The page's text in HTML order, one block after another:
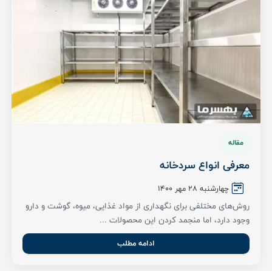
مقاله
معرفی انواع سردخانه
چهارشنبه ۲۸ مهر ۱۴۰۰
روش‌های مختلفی برای نگهداری از مواد غذایی، میوه، گوشت و دارو
وجود دارد، اما منجمد کردن این محصولات ...
ادامه مطلب